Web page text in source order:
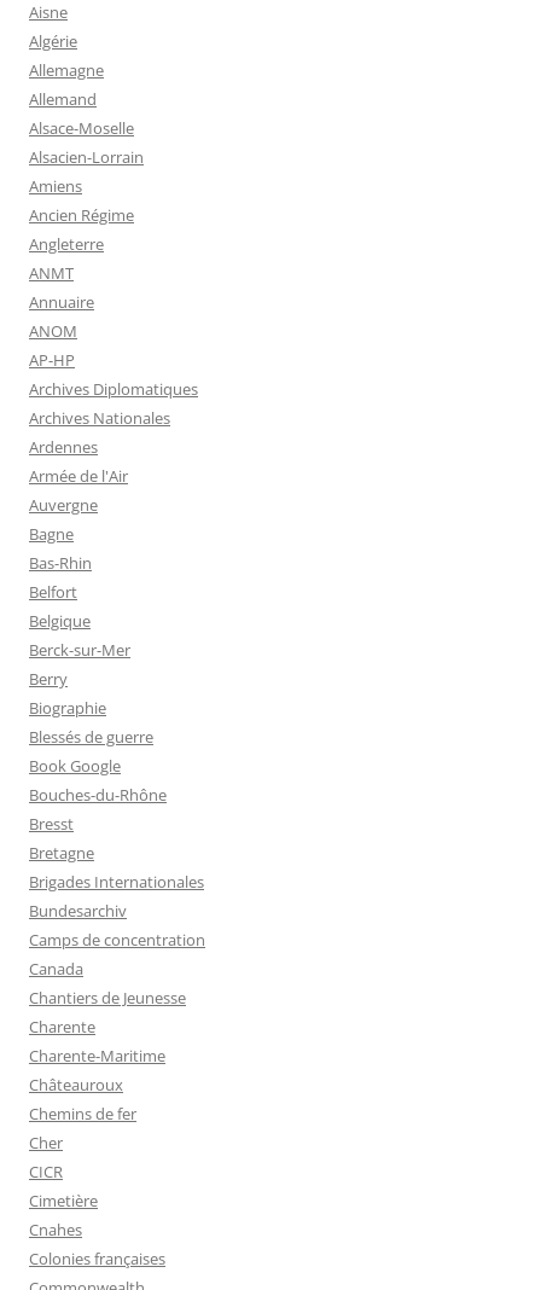
Aisne
Algérie
Allemagne
Allemand
Alsace-Moselle
Alsacien-Lorrain
Amiens
Ancien Régime
Angleterre
ANMT
Annuaire
ANOM
AP-HP
Archives Diplomatiques
Archives Nationales
Ardennes
Armée de l'Air
Auvergne
Bagne
Bas-Rhin
Belfort
Belgique
Berck-sur-Mer
Berry
Biographie
Blessés de guerre
Book Google
Bouches-du-Rhône
Bresst
Bretagne
Brigades Internationales
Bundesarchiv
Camps de concentration
Canada
Chantiers de Jeunesse
Charente
Charente-Maritime
Châteauroux
Chemins de fer
Cher
CICR
Cimetière
Cnahes
Colonies françaises